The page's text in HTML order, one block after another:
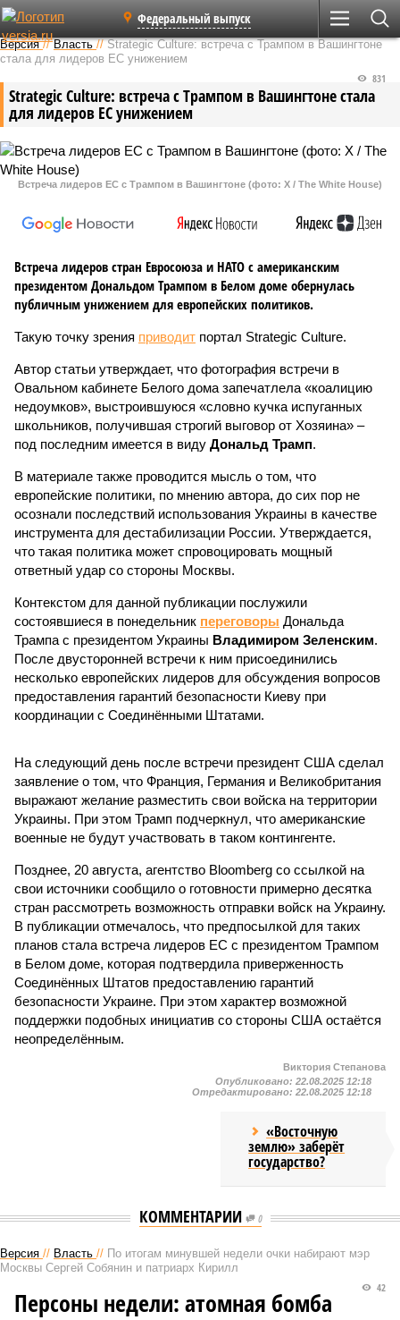
Федеральный выпуск
Версия //Власть //Strategic Culture: встреча с Трампом в Вашингтоне
стала для лидеров ЕС унижением
Strategic Culture: встреча с Трампом в Вашингтоне стала
для лидеров ЕС унижением
831
Встреча лидеров ЕС с Трампом в Вашингтоне (фото: X / The White House)
Встреча лидеров стран Евросоюза и НАТО с американским
президентом Дональдом Трампом в Белом доме обернулась
публичным унижением для европейских политиков.
Такую точку зрения приводит портал Strategic Culture.
Автор статьи утверждает, что фотография встречи в
Овальном кабинете Белого дома запечатлела «коалицию
недоумков», выстроившуюся «словно кучка испуганных
школьников, получившая строгий выговор от Хозяина» –
под последним имеется в виду Дональд Трамп.
В материале также проводится мысль о том, что
европейские политики, по мнению автора, до сих пор не
осознали последствий использования Украины в качестве
инструмента для дестабилизации России. Утверждается,
что такая политика может спровоцировать мощный
ответный удар со стороны Москвы.
Контекстом для данной публикации послужили
состоявшиеся в понедельник переговоры Дональда
Трампа с президентом Украины Владимиром Зеленским.
После двусторонней встречи к ним присоединились
несколько европейских лидеров для обсуждения вопросов
предоставления гарантий безопасности Киеву при
координации с Соединёнными Штатами.
На следующий день после встречи президент США сделал
заявление о том, что Франция, Германия и Великобритания
выражают желание разместить свои войска на территории
Украины. При этом Трамп подчеркнул, что американские
военные не будут участвовать в таком контингенте.
Позднее, 20 августа, агентство Bloomberg со ссылкой на
свои источники сообщило о готовности примерно десятка
стран рассмотреть возможность отправки войск на Украину.
В публикации отмечалось, что предпосылкой для таких
планов стала встреча лидеров ЕС с президентом Трампом
в Белом доме, которая подтвердила приверженность
Соединённых Штатов предоставлению гарантий
безопасности Украине. При этом характер возможной
поддержки подобных инициатив со стороны США остаётся
неопределённым.
Виктория Степанова
Опубликовано: 22.08.2025 12:18
Отредактировано: 22.08.2025 12:18
«Восточную
землю» заберёт
государство?
КОММЕНТАРИИ 0
Версия // Власть // По итогам минувшей недели очки набирают мэр
Москвы Сергей Собянин и патриарх Кирилл
42
Персоны недели: атомная бомба